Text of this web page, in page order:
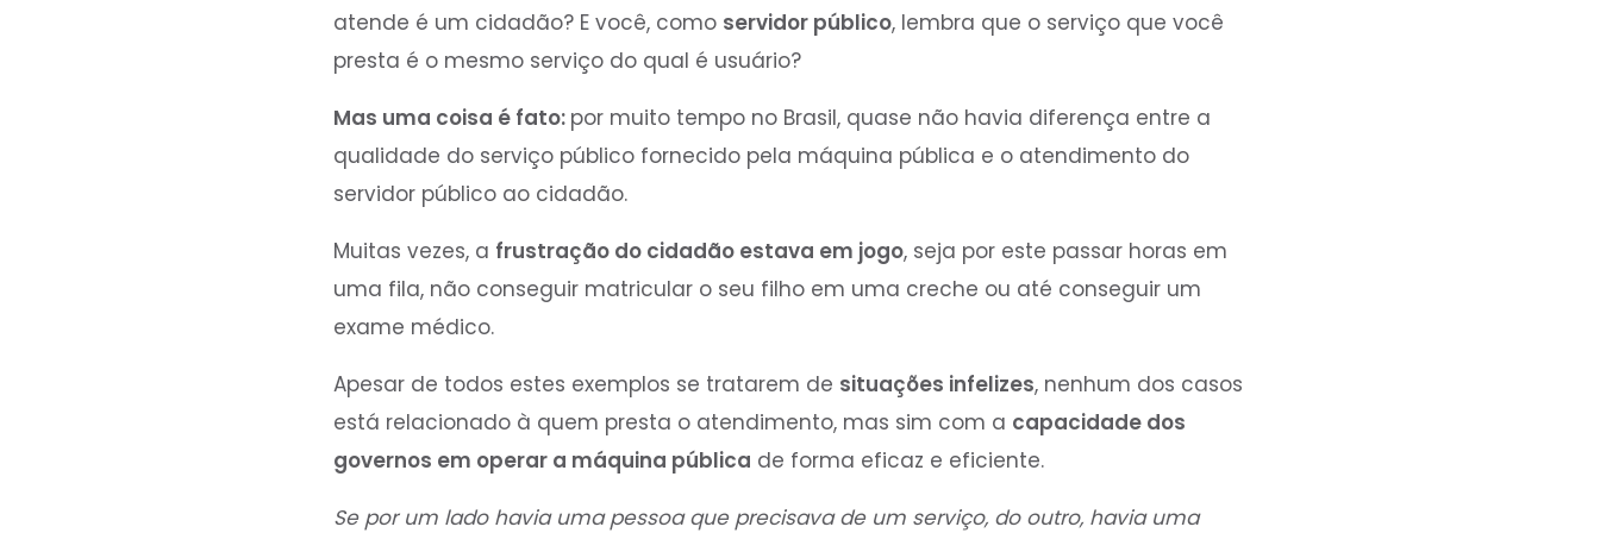
atende é um cidadão? E você, como servidor público, lembra que o serviço que você
presta é o mesmo serviço do qual é usuário?
Mas uma coisa é fato: por muito tempo no Brasil, quase não havia diferença entre a
qualidade do serviço público fornecido pela máquina pública e o atendimento do
servidor público ao cidadão.
Muitas vezes, a frustração do cidadão estava em jogo, seja por este passar horas em
uma fila, não conseguir matricular o seu filho em uma creche ou até conseguir um
exame médico.
Apesar de todos estes exemplos se tratarem de situações infelizes, nenhum dos casos
está relacionado à quem presta o atendimento, mas sim com a capacidade dos
governos em operar a máquina pública de forma eficaz e eficiente.
Se por um lado havia uma pessoa que precisava de um serviço, do outro, havia uma